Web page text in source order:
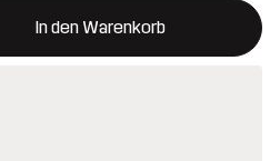
In den Warenkorb
und legt den neuen Artikel in